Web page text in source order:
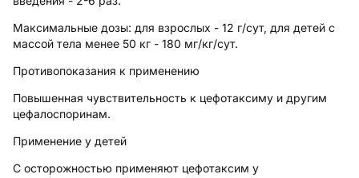
Максимальные дозы: для взрослых - 12 г/сут, для детей с
массой тела менее 50 кг - 180 мг/кг/сут.
Противопоказания к применению
Повышенная чувствительность к цефотаксиму и другим
цефалоспоринам.
Применение у детей
С осторожностью применяют цефотаксим у